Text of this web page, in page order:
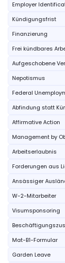
Employer
Kündigungsfrist
Finanzierung
Frei kündbares
Aufgeschobene
Nepotismus
Federal
Abfindung statt
Affirmative Action
Management by
Arbeitserlaubnis
Forderungen aus
Ansässiger
W-2-Mitarbeiter
Visumsponsoring
Mat-B1-Formular
Garden Leave